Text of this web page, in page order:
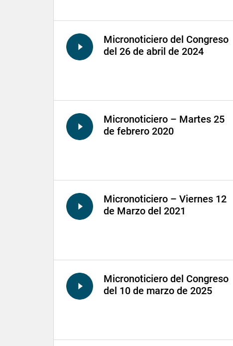
Micronoticiero del Congreso
del 26 de abril de 2024
Micronoticiero – Martes 25
de febrero 2020
Micronoticiero – Viernes 12
de Marzo del 2021
Micronoticiero del Congreso
del 10 de marzo de 2025